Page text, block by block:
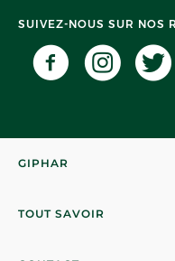
SUIVEZ-NOUS SUR NOS
GIPHAR
TOUT SAVOIR